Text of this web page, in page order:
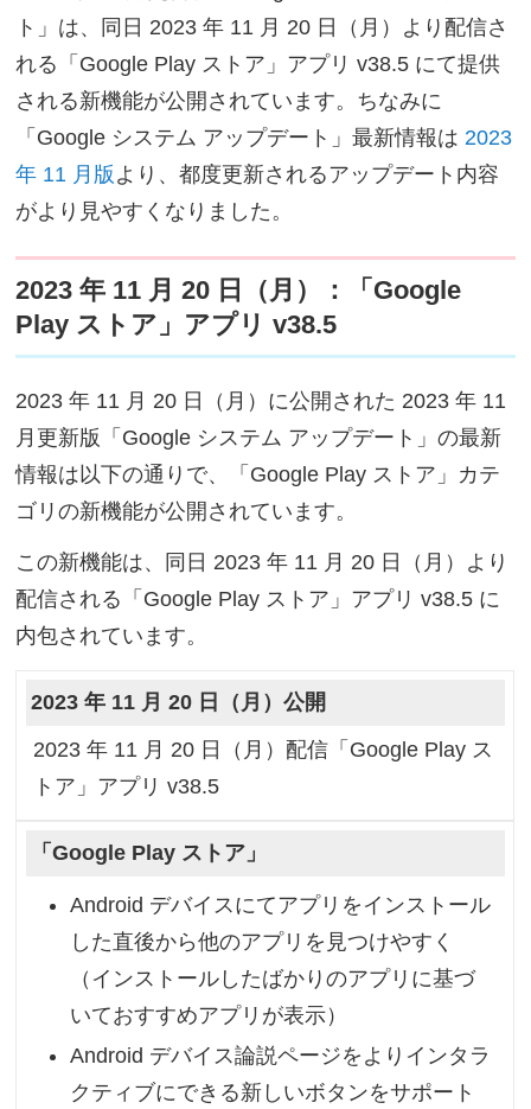
ト」は、同日 2023 年 11 月 20 日（月）より配信さ
れる「Google Play ストア」アプリ v38.5 にて提供
される新機能が公開されています。ちなみに
「Google システム アップデート」最新情報は 2023
年 11 月版 より、都度更新されるアップデート内容
がより見やすくなりました。
2023 年 11 月 20 日（月）：「Google
Play ストア」アプリ v38.5
2023 年 11 月 20 日（月）に公開された 2023 年 11
月更新版「Google システム アップデート」の最新
情報は以下の通りで、「Google Play ストア」カテ
ゴリの新機能が公開されています。
この新機能は、同日 2023 年 11 月 20 日（月）より
配信される「Google Play ストア」アプリ v38.5 に
内包されています。
2023 年 11 月 20 日（月）公開
2023 年 11 月 20 日（月）配信「Google Play ス
トア」アプリ v38.5
「Google Play ストア」
Android デバイスにてアプリをインストール
した直後から他のアプリを見つけやすく
（インストールしたばかりのアプリに基づ
いておすすめアプリが表示）
Android デバイス論説ページをよりインタラ
クティブにできる新しいボタンをサポート